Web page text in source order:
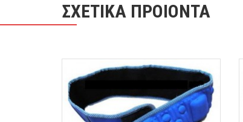
ΣΧΕΤΙΚΑ ΠΡΟΙΟΝΤΑ